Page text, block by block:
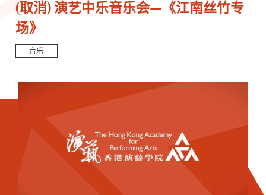
(取消) 演艺中乐音乐会—《江南丝竹专
场》
音乐